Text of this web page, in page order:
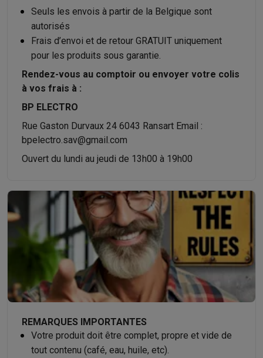
Seuls les envois à partir de la Belgique sont
autorisés
Frais d’envoi et de retour GRATUIT uniquement
pour les produits sous garantie.
Rendez-vous au comptoir ou envoyer votre colis
à vos frais à :
BP ELECTRO
Rue Gaston Durvaux 24 6043 Ransart Email :
bpelectro.sav@gmail.com
Ouvert du lundi au jeudi de 13h00 à 19h00
REMARQUES IMPORTANTES
Votre produit doit être complet, propre et vide de
tout contenu (café, eau, huile, etc).